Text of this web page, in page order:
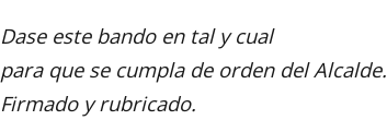
Dase este bando en tal y cual
para que se cumpla de orden del Alcalde.
Firmado y rubricado.